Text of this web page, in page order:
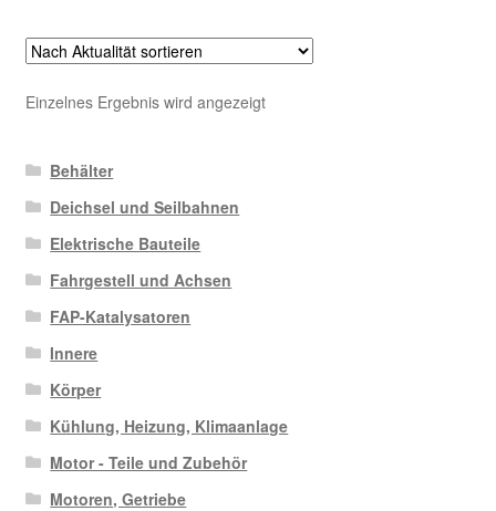
Einzelnes Ergebnis wird angezeigt
Behälter
Deichsel und Seilbahnen
Elektrische Bauteile
Fahrgestell und Achsen
FAP-Katalysatoren
Innere
Körper
Kühlung, Heizung, Klimaanlage
Motor - Teile und Zubehör
Motoren, Getriebe